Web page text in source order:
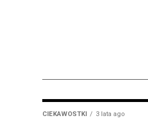
CIEKAWOSTKI 3 lata ago